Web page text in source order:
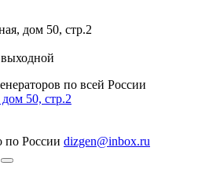
дом 50, стр.2
по всей России
50, стр.2
по России dizgen@inbox.ru